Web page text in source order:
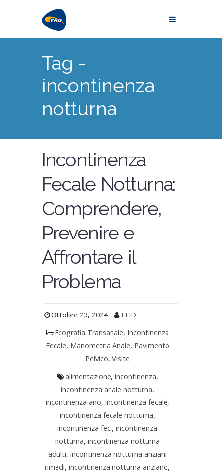
Tag -
incontinenza
notturna
Incontinenza
Fecale Notturna:
Comprendere,
Prevenire e
Affrontare il
Problema
Ottobre 23, 2024
THD
Ecografia Transanale, Incontinenza
Fecale, Manometria Anale, Pavimento
Pelvico, Visite
alimentazione, incontinenza,
incontinenza anale notturna,
incontinenza ano, incontinenza fecale,
incontinenza fecale notturna,
incontinenza feci,incontinenza
notturna,incontinenza notturna
adulti,incontinenza notturna anziani
rimedi,incontinenza notturna anziano,